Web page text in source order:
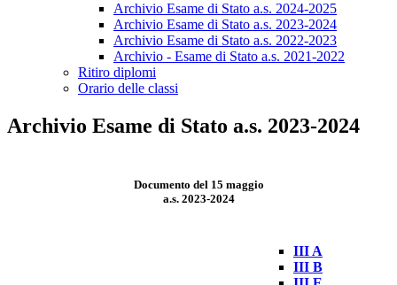
Archivio Esame di Stato a.s. 2024-2025
Archivio Esame di Stato a.s. 2023-2024
Archivio Esame di Stato a.s. 2022-2023
Archivio - Esame di Stato a.s. 2021-2022
Ritiro diplomi
Orario delle classi
Archivio Esame di Stato a.s. 2023-2024
Documento del 15 maggio
a.s. 2023-2024
III A
III B